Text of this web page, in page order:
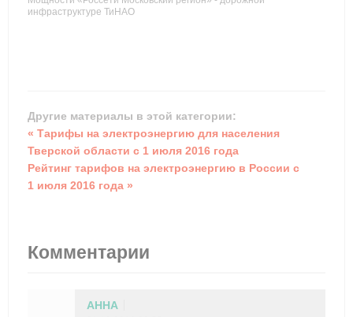
инфраструктуре ТиНАО
Другие материалы в этой категории:
« Тарифы на электроэнергию для населения
Тверской области с 1 июля 2016 года
Рейтинг тарифов на электроэнергию в России c
1 июля 2016 года »
Комментарии
АННА